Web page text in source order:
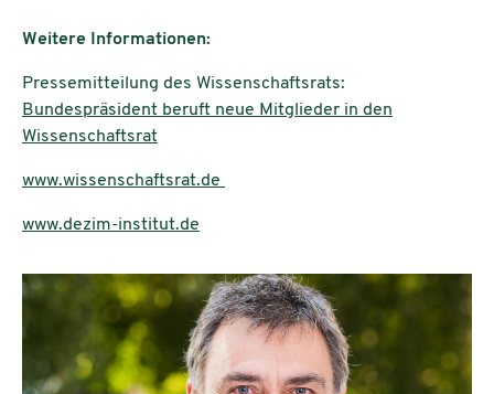
Weitere Informationen:
Pressemitteilung des Wissenschaftsrats:
Bundespräsident beruft neue Mitglieder in den
Wissenschaftsrat
www.wissenschaftsrat.de
www.dezim-institut.de